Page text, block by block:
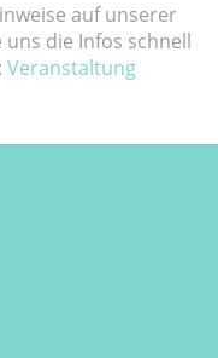
auf unserer
uns die Infos schnell
Veranstaltung